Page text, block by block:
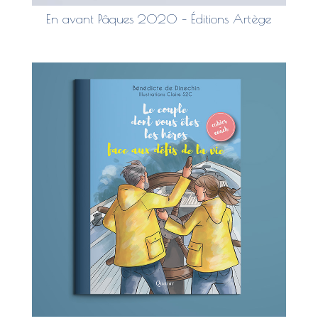
En avant Pâques 2020 – Éditions Artège